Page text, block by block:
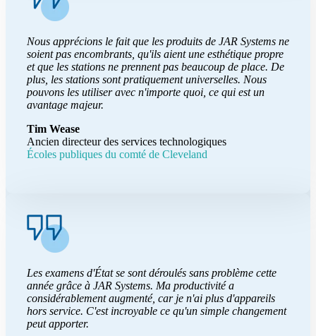
Nous apprécions le fait que les produits de JAR Systems ne
soient pas encombrants, qu'ils aient une esthétique propre
et que les stations ne prennent pas beaucoup de place. De
plus, les stations sont pratiquement universelles. Nous
pouvons les utiliser avec n'importe quoi, ce qui est un
avantage majeur.
Tim Wease
Ancien directeur des services technologiques
Écoles publiques du comté de Cleveland
Les examens d'État se sont déroulés sans problème cette
année grâce à JAR Systems. Ma productivité a
considérablement augmenté, car je n'ai plus d'appareils
hors service. C'est incroyable ce qu'un simple changement
peut apporter.